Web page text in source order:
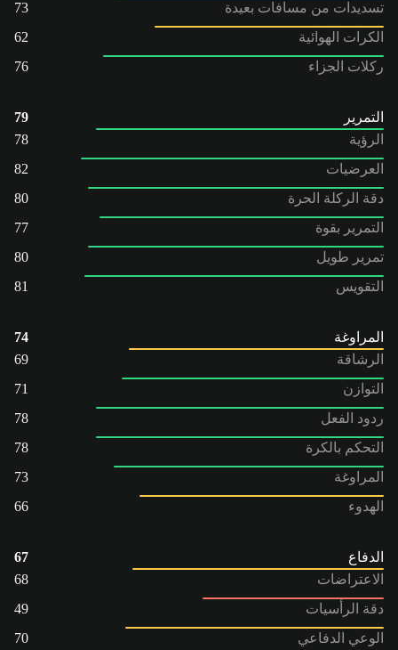
تسديدات من مسافات بعيدة
73
الكرات الهوائية
62
ركلات الجزاء
76
التمرير
79
الرؤية
78
العرضيات
82
دقة الركلة الحرة
80
التمرير بقوة
77
تمرير طويل
80
التقويس
81
المراوغة
74
الرشاقة
69
التوازن
71
ردود الفعل
78
التحكم بالكرة
78
المراوغة
73
الهدوء
66
الدفاع
67
الاعتراضات
68
دقة الرأسيات
49
الوعي الدفاعي
70